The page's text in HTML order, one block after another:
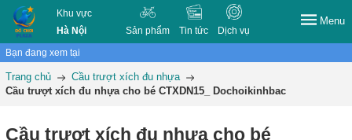
Khu vực
Hà Nội
Sản phẩm Tin tức Dịch vụ
Menu
Bạn đang xem tại
Trang chủ
Cầu trượt xích đu nhựa
Cầu trượt xích đu nhựa cho bé CTXDN15_ Dochoikinhbac
Cầu trượt xích đu nhựa cho bé